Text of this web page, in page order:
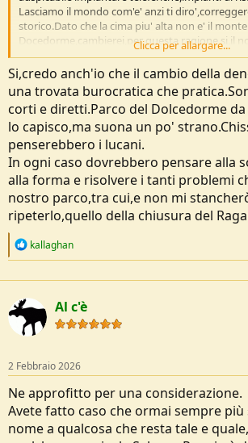
Lasciamo il mondo com'e' anzi ti
storico.Dato che la cima piu' alta non e' il
Docedorme,cambierei,per questa ragione si,il
nazionale del Dolcedorme. Saluti
Clicca per allargare...
Si,credo anch'io che il cambio della
una trovata burocratica che
corti e diretti.Parco del Dolcedorme
lo capisco,ma suona un po'
penserebbero i lucani.
In ogni caso dovrebbero pensare alla
alla forma e risolvere i tanti problemi
nostro parco,tra cui,e non mi
ripeterlo,quello della chiusura del
R
c
i
o
n
kallaghan
Al c'è
2 Febbraio 2026
Ne approfitto per una considerazione.
Avete fatto caso che ormai sempre più
nome a qualcosa che resta tale e